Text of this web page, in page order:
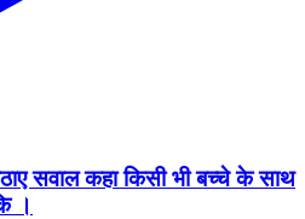
सवाल कहा किसी भी बच्चे के साथ
।